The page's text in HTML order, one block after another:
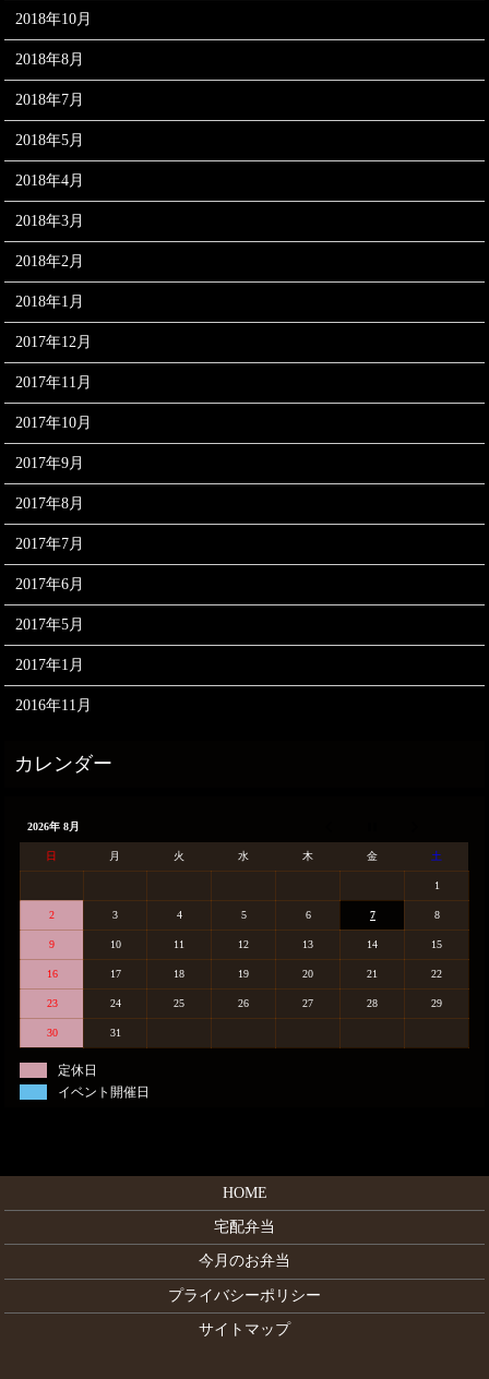
2018年10月
2018年8月
2018年7月
2018年5月
2018年4月
2018年3月
2018年2月
2018年1月
2017年12月
2017年11月
2017年10月
2017年9月
2017年8月
2017年7月
2017年6月
2017年5月
2017年1月
2016年11月
2026年 8月
日 月 火 水 木 金 土
1
2 3 4 5 6 7 8
9 10 11 12 13 14 15
16 17 18 19 20 21 22
23 24 25 26 27 28 29
30 31
定休日
イベント開催日
HOME
宅配弁当
今月のお弁当
プライバシーポリシー
サイトマップ